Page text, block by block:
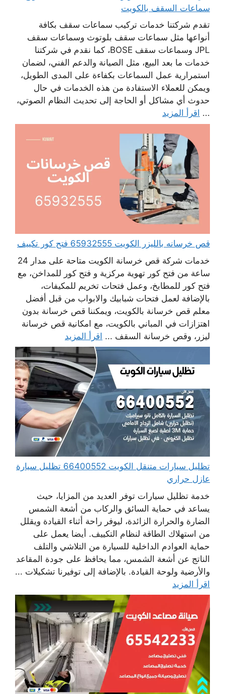
سماعات السقف بالكويت
تقدم شركتنا خدمات تركيب سماعات سقف بكافة
أنواعها مثل سماعات سقف بلوتوث وسماعات سقف
JPL وسماعات سقف BOSE، كما نقدم في شركتنا
خدمات ما بعد البيع، مثل الصيانة والدعم الفني، لضمان
استمرارية عمل السماعات بكفاءة على المدى الطويل،
ويمكن للعملاء الاستفادة من هذه الخدمات في حال
حدوث أي مشاكل أو الحاجة إلى تحديث النظام الصوتي،
... اقرأ المزيد
قص خرسانه بالليزر الكويت 65932555 فتح كور تكييف
خدمات شركة قص خرسانة الكويت متاحة على مدار 24
ساعة من فتح كور تهوية مركزية و فتح كور للمداخن، مع
فتح كور للمطابخ، وعمل فتحات تخريم للمكيفات،
بالإضافة لعمل فتحات شبابيك والابواب من قبل أفضل
معلم قص خرسانة بالكويت، ويمكننا قص خرسانة بدون
اهتزازات في المباني بالكويت، مع امكانية قص خرسانة
ليزر، وقص خرسانة السقف ... اقرأ المزيد
تظليل سيارات متنقل الكويت 66400552 تظليل سيارة
عازل حراري
خدمة تظليل سيارات توفر العديد من المزايا، حيث
يساعد في حماية السائق والركاب من أشعة الشمس
الضارة والحرارة الزائدة، ليوفر راحة أثناء القيادة ويقلل
من استهلاك الطاقة لنظام التكييف. أيضا يعمل على
حماية العوادم الداخلية للسيارة من التلاشي والتلف
الناتج عن أشعة الشمس، مما يحافظ على جودة المقاعد
والأرضية ولوحة القيادة. بالإضافة إلى توفيرنا تشكيلات ...
اقرأ المزيد